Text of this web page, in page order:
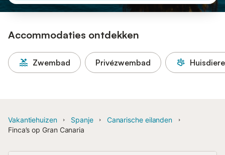
Accommodaties ontdekken
Zwembad Privézwembad
Vakantiehuizen Spanje
Canarische eilanden
Finca’s op Gran Canaria